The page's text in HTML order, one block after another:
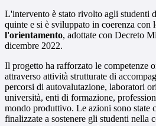
L'intervento è stato rivolto agli studenti
quinte e si è sviluppato in coerenza con
l'orientamento, adottate con Decreto
dicembre 2022.
Il progetto ha rafforzato le competenze
attraverso attività strutturate di
percorsi di autovalutazione, laboratori
università, enti di formazione,
mondo produttivo. Le azioni sono state
finalizzate a sostenere gli studenti nella